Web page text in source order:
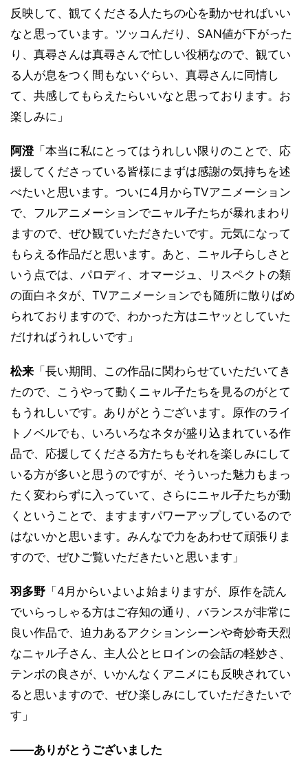
反映して、観てくださる人たちの心を動かせればいい
なと思っています。ツッコんだり、SAN値が下がった
り、真尋さんは真尋さんで忙しい役柄なので、観てい
る人が息をつく間もないぐらい、真尋さんに同情し
て、共感してもらえたらいいなと思っております。お
楽しみに」
阿澄「本当に私にとってはうれしい限りのことで、応
援してくださっている皆様にまずは感謝の気持ちを述
べたいと思います。ついに4月からTVアニメーション
で、フルアニメーションでニャル子たちが暴れまわり
ますので、ぜひ観ていただきたいです。元気になって
もらえる作品だと思います。あと、ニャル子らしさと
いう点では、パロディ、オマージュ、リスペクトの類
の面白ネタが、TVアニメーションでも随所に散りばめ
られておりますので、わかった方はニヤッとしていた
だければうれしいです」
松来 「長い期間、この作品に関わらせていただいてき
たので、こうやって動くニャル子たちを見るのがとて
もうれしいです。ありがとうございます。原作のライ
トノベルでも、いろいろなネタが盛り込まれている作
品で、応援してくださる方たちもそれを楽しみにして
いる方が多いと思うのですが、そういった魅力もまっ
たく変わらずに入っていて、さらにニャル子たちが動
くということで、ますますパワーアップしているので
はないかと思います。みんなで力をあわせて頑張りま
すので、ぜひご覧いただきたいと思います」
羽多野 「4月からいよいよ始まりますが、原作を読ん
でいらっしゃる方はご存知の通り、バランスが非常に
良い作品で、迫力あるアクションシーンや奇妙奇天烈
なニャル子さん、主人公とヒロインの会話の軽妙さ、
テンポの良さが、いかんなくアニメにも反映されてい
ると思いますので、ぜひ楽しみにしていただきたいで
す」
――ありがとうございました